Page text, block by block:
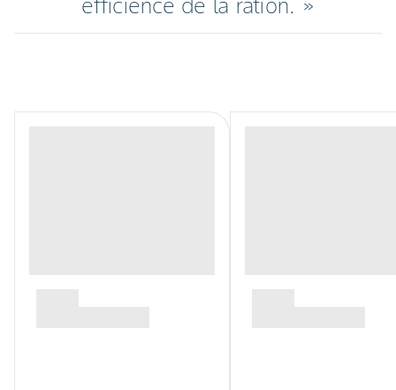
efficience de la ration. »